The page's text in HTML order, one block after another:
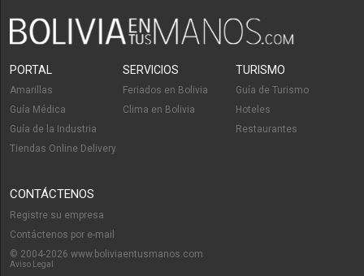
PORTAL
Amarillas
Guía Médica
Guía de la Industria
Tiendas Online Delivery
SERVICIOS
Feriados en Bolivia
Clima en Bolivia
TURISMO
Guía de Turismo
Hoteles
Restaurantes
CONTÁCTENOS
Registre su empresa
Contáctenos por e-mail
© 2004-2026 www.boliviaentusmanos.com
Aviso Legal